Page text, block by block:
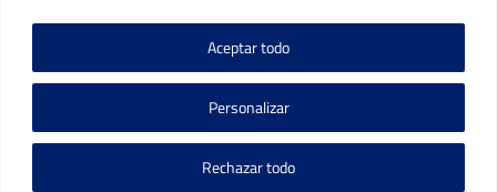
Personalizar
Rechazar todo
Aceptar todo